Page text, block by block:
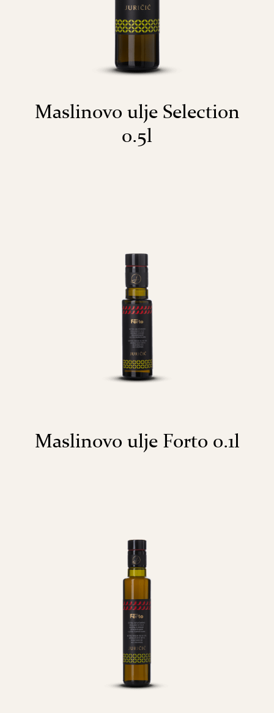
Maslinovo ulje Selection
0.5l
Maslinovo ulje Forto 0.1l